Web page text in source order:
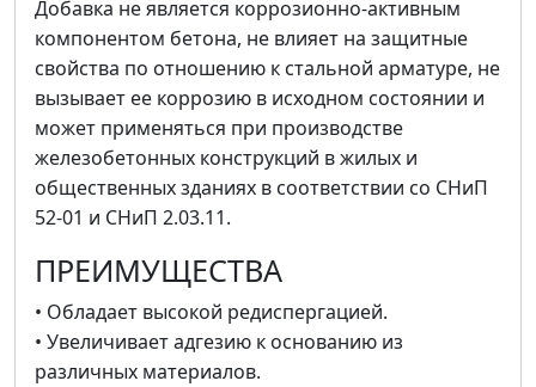
Добавка не является коррозионно-активным
компонентом бетона, не влияет на защитные
свойства по отношению к стальной арматуре, не
вызывает ее коррозию в исходном состоянии и
может применяться при производстве
железобетонных конструкций в жилых и
общественных зданиях в соответствии со СНиП
52-01 и СНиП 2.03.11.
ПРЕИМУЩЕСТВА
• Обладает высокой редиспергацией.
• Увеличивает адгезию к основанию из
различных материалов.